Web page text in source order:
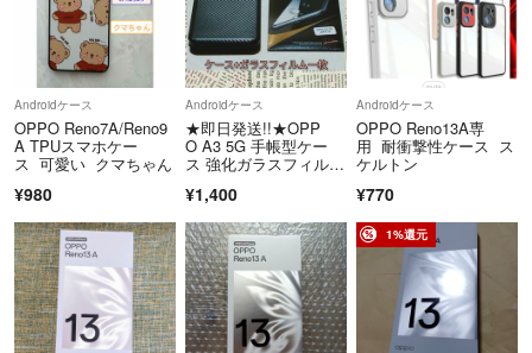
Androidケース
OPPO Reno7A/Reno9
A TPUスマホケー
ス 可愛い クマちゃん
¥980
Androidケース
★即日発送!!★OPP
O A3 5G 手帳型ケー
ス 強化ガラスフィルム
¥1,400
Androidケース
OPPO Reno13A専
用 耐衝撃性ケース ス
ケルトン
¥770
1%還元